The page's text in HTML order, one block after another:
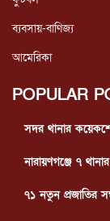
ব্যবসায়-বাণিজ্য
আমেরিকা
POPULAR
সদর থানার
নারায়ণগঞ্জে ৭
৭১ নতুন প্রজাতির